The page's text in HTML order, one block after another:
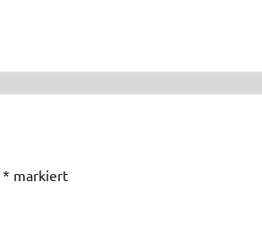
* markiert